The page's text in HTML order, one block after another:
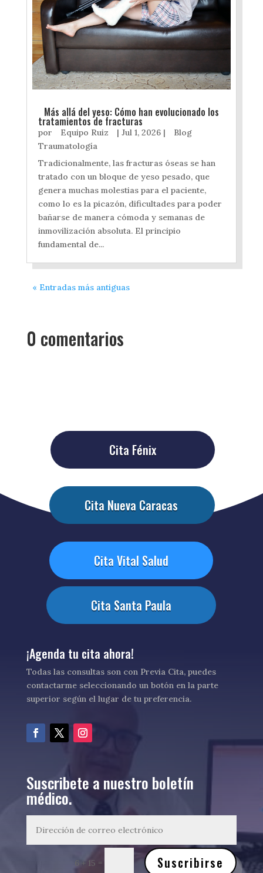
Más allá del yeso: Cómo han evolucionado los
tratamientos de fracturas
por Equipo Ruiz | Jul 1, 2026|
Blog
Traumatología
Tradicionalmente, las fracturas óseas se han
tratado con un bloque de yeso pesado, que
genera muchas molestias para el paciente,
como lo es la picazón, dificultades para poder
bañarse de manera cómoda y semanas de
inmovilización absoluta. El principio
fundamental de...
« Entradas más antiguas
0 comentarios
Cita Fénix
Cita Nueva Caracas
Cita Vital Salud
Cita Santa Paula
¡Agenda tu cita ahora!
Todas las consultas son con Previa Cita, puedes
contactarme seleccionando un botón en la parte
superior según el lugar de tu preferencia.
Suscribete a nuestro boletín
médico.
6 + 15 = Suscribirse